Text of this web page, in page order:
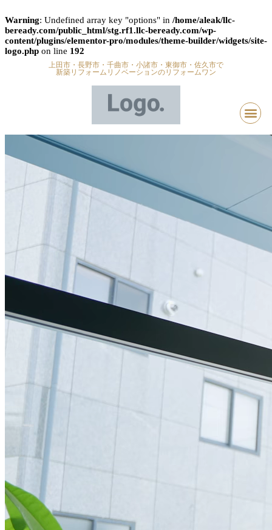
Warning: Undefined array key "options" in /home/aleak/llc-
beready.com/public_html/stg.rf1.llc-beready.com/wp-
content/plugins/elementor-pro/modules/theme-builder/widgets/site-
logo.php on line 192
上田市・長野市・千曲市・小諸市・東御市・佐久市で
新築リフォームリノベーションのリフォームワン